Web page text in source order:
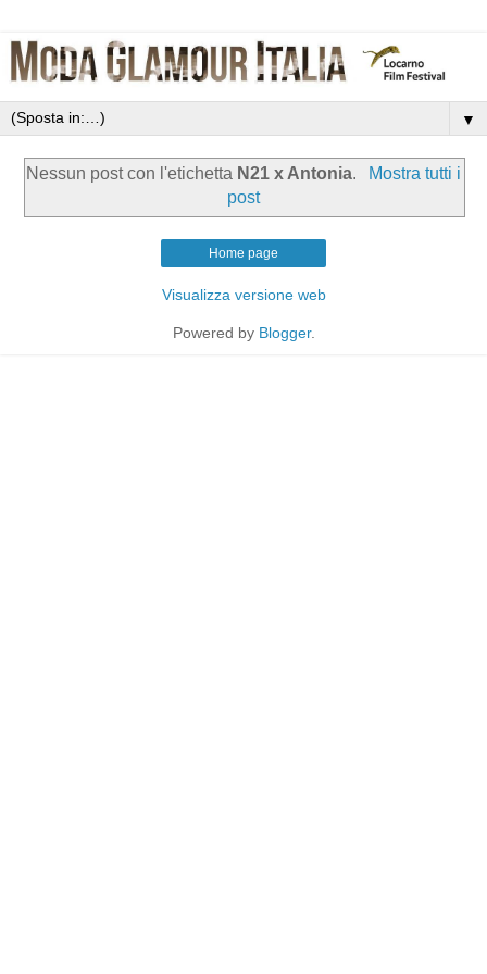
▼
Nessun post con l'etichetta N21 x Antonia.
Mostra tutti i
post
Home page
Visualizza versione web
Powered by Blogger.